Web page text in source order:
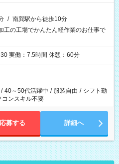
/ 南巽駅から徒歩10分
工の工場でかんたん軽作業のお仕事で
実働：7.5時間 休憩：60分
/ 40～50代活躍中 / 服装自由 / シフト勤
コンスキル不要
応募する 詳細へ